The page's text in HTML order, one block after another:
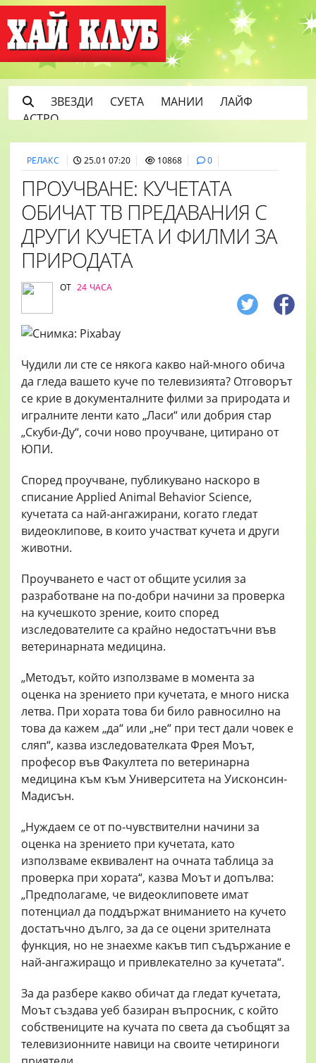
ЗВЕЗДИ СУЕТА МАНИИ
ЛАЙФ
АСТРО
РЕЛАКС 25.01 07:20 10868 0
ПРОУЧВАНЕ: КУЧЕТАТА
ОБИЧАТ ТВ ПРЕДАВАНИЯ С
ДРУГИ КУЧЕТА И ФИЛМИ ЗА
ПРИРОДАТА
ОТ 24 ЧАСА
Чудили ли сте се някога какво най-много обича
да гледа вашето куче по телевизията? Отговорът
се крие в документалните филми за природата и
игралните ленти като „Ласи“ или добрия стар
„Скуби-Ду“, сочи ново проучване, цитирано от
ЮПИ.
Според проучване, публикувано наскоро в
списание Applied Animal Behavior Science,
кучетата са най-ангажирани, когато гледат
видеоклипове, в които участват кучета и други
животни.
Проучването е част от общите усилия за
разработване на по-добри начини за проверка
на кучешкото зрение, които според
изследователите са крайно недостатъчни във
ветеринарната медицина.
„Методът, който използваме в момента за
оценка на зрението при кучетата, е много ниска
летва. При хората това би било равносилно на
това да кажем „да“ или „не“ при тест дали човек е
сляп“, казва изследователката Фрея Моът,
професор във Факултета по ветеринарна
медицина към към Университета на Уисконсин-
Мадисън.
„Нуждаем се от по-чувствителни начини за
оценка на зрението при кучетата, като
използваме еквивалент на очната таблица за
проверка при хората“, казва Моът и допълва:
„Предполагаме, че видеоклиповете имат
потенциал да поддържат вниманието на кучето
достатъчно дълго, за да се оцени зрителната
функция, но не знаехме какъв тип съдържание е
най-ангажиращо и привлекателно за кучетата“.
За да разбере какво обичат да гледат кучетата,
Моът създава уеб базиран въпросник, с който
собствениците на кучата по света да съобщят за
телевизионните навици на своите четириноги